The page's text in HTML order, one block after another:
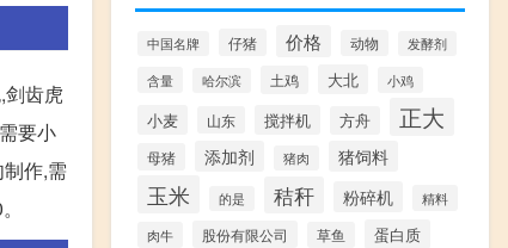
齿虎
要小
作,需
中国名牌 仔猪 价格 动物 发酵剂
含量 哈尔滨 土鸡 大北 小鸡
小麦 山东 搅拌机 方舟 正大
母猪 添加剂 猪肉 猪饲料
玉米 的是 秸秆 粉碎机
精料
肉牛
股份有限公司 草鱼 蛋白质